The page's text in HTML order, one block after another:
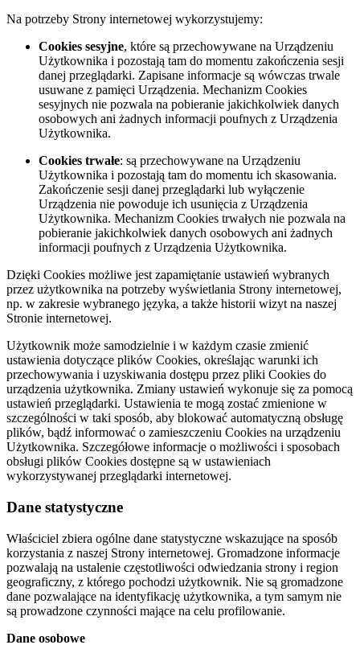
Na potrzeby Strony internetowej wykorzystujemy:
Cookies sesyjne, które są przechowywane na Urządzeniu
Użytkownika i pozostają tam do momentu zakończenia sesji
danej przeglądarki. Zapisane informacje są wówczas trwale
usuwane z pamięci Urządzenia. Mechanizm Cookies
sesyjnych nie pozwala na pobieranie jakichkolwiek danych
osobowych ani żadnych informacji poufnych z Urządzenia
Użytkownika.
Cookies trwałe: są przechowywane na Urządzeniu
Użytkownika i pozostają tam do momentu ich skasowania.
Zakończenie sesji danej przeglądarki lub wyłączenie
Urządzenia nie powoduje ich usunięcia z Urządzenia
Użytkownika. Mechanizm Cookies trwałych nie pozwala na
pobieranie jakichkolwiek danych osobowych ani żadnych
informacji poufnych z Urządzenia Użytkownika.
Dzięki Cookies możliwe jest zapamiętanie ustawień wybranych
przez użytkownika na potrzeby wyświetlania Strony internetowej,
np. w zakresie wybranego języka, a także historii wizyt na naszej
Stronie internetowej.
Użytkownik może samodzielnie i w każdym czasie zmienić
ustawienia dotyczące plików Cookies, określając warunki ich
przechowywania i uzyskiwania dostępu przez pliki Cookies do
urządzenia użytkownika. Zmiany ustawień wykonuje się za pomocą
ustawień przeglądarki. Ustawienia te mogą zostać zmienione w
szczególności w taki sposób, aby blokować automatyczną obsługę
plików, bądź informować o zamieszczeniu Cookies na urządzeniu
Użytkownika. Szczegółowe informacje o możliwości i sposobach
obsługi plików Cookies dostępne są w ustawieniach
wykorzystywanej przeglądarki internetowej.
Dane statystyczne
Właściciel zbiera ogólne dane statystyczne wskazujące na sposób
korzystania z naszej Strony internetowej. Gromadzone informacje
pozwalają na ustalenie częstotliwości odwiedzania strony i region
geograficzny, z którego pochodzi użytkownik. Nie są gromadzone
dane pozwalające na identyfikację użytkownika, a tym samym nie
są prowadzone czynności mające na celu profilowanie.
Dane osobowe